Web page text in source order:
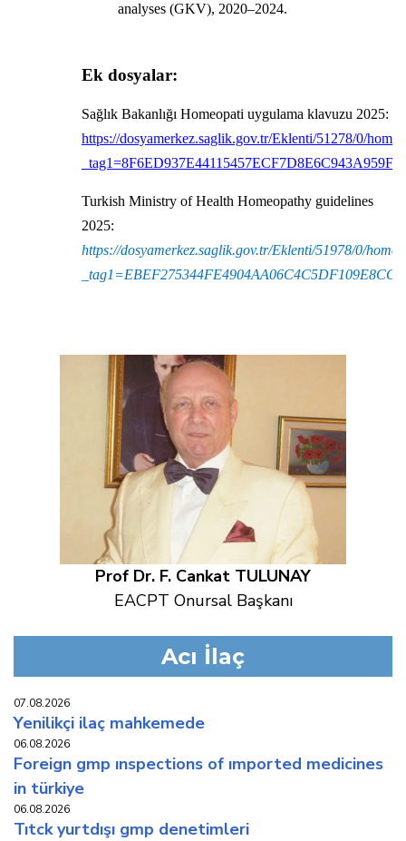
analyses (GKV), 2020–2024.
Ek dosyalar:
Sağlık Bakanlığı Homeopati uygulama klavuzu 2025:
https://dosyamerkez.saglik.gov.tr/Eklenti/51278/0/
Turkish Ministry of Health Homeopathy guidelines
2025:
https://dosyamerkez.saglik.gov.tr/Eklenti/51978/0/
Prof Dr. F. Cankat TULUNAY
EACPT Onursal Başkanı
Acı İlaç
07.08.2026
yeni̇li̇kçi̇ i̇laç mahkemede
06.08.2026
foreign gmp inspections of imported medicines
in türkiye
06.08.2026
titck yurtdişi gmp deneti̇mleri̇